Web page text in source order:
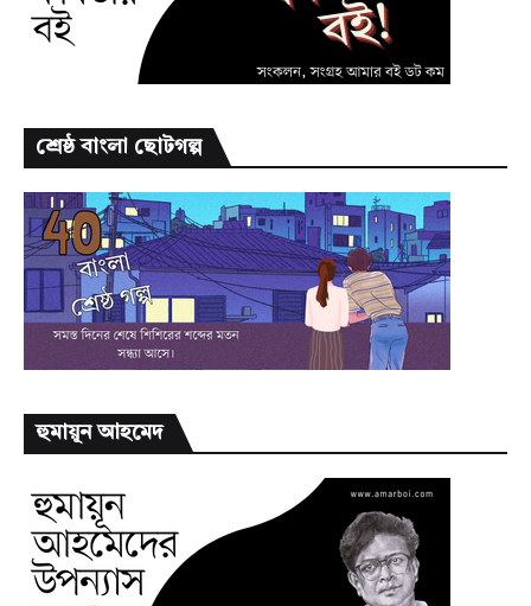
শ্রেষ্ঠ বাংলা ছোটগল্প
হুমায়ূন আহমেদ